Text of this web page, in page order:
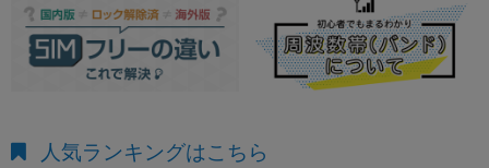
人気ランキングはこちら